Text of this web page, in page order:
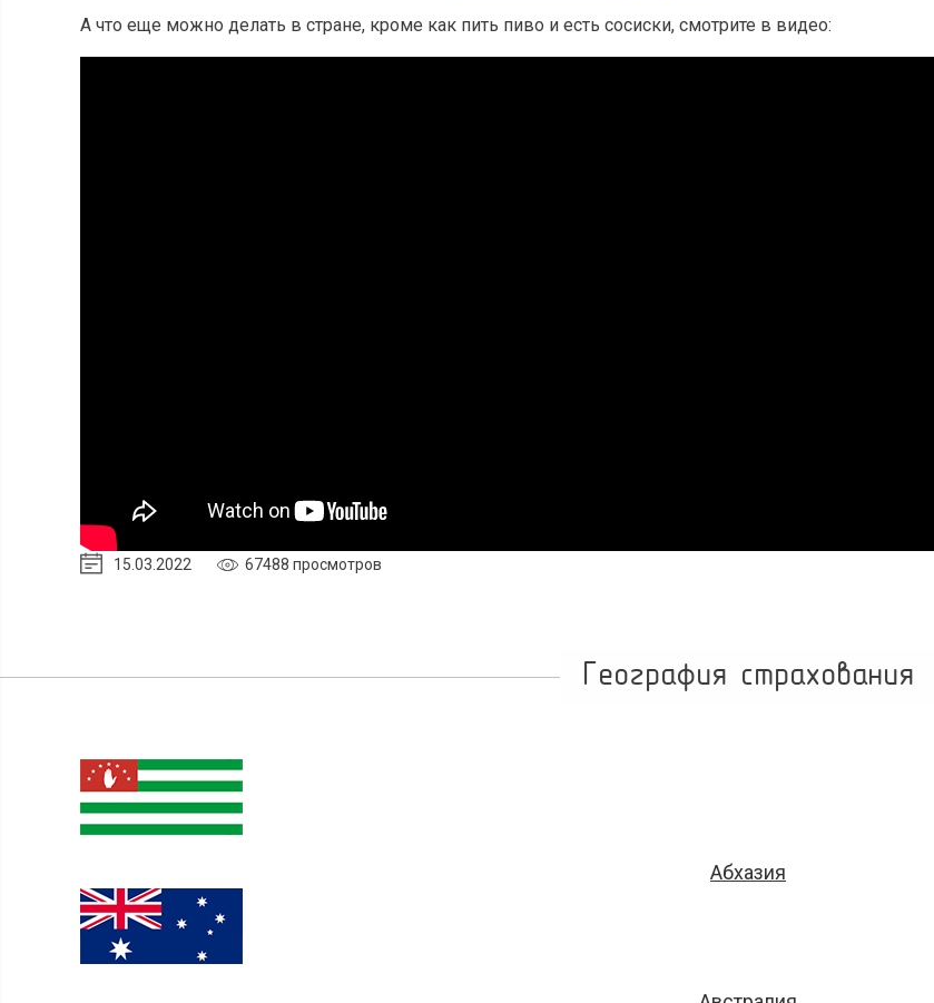
А что еще можно делать в стране, кроме как пить пиво и есть сосиски, смотрите в видео:
15.03.2022 67488 просмотров
География страхования
Абхазия